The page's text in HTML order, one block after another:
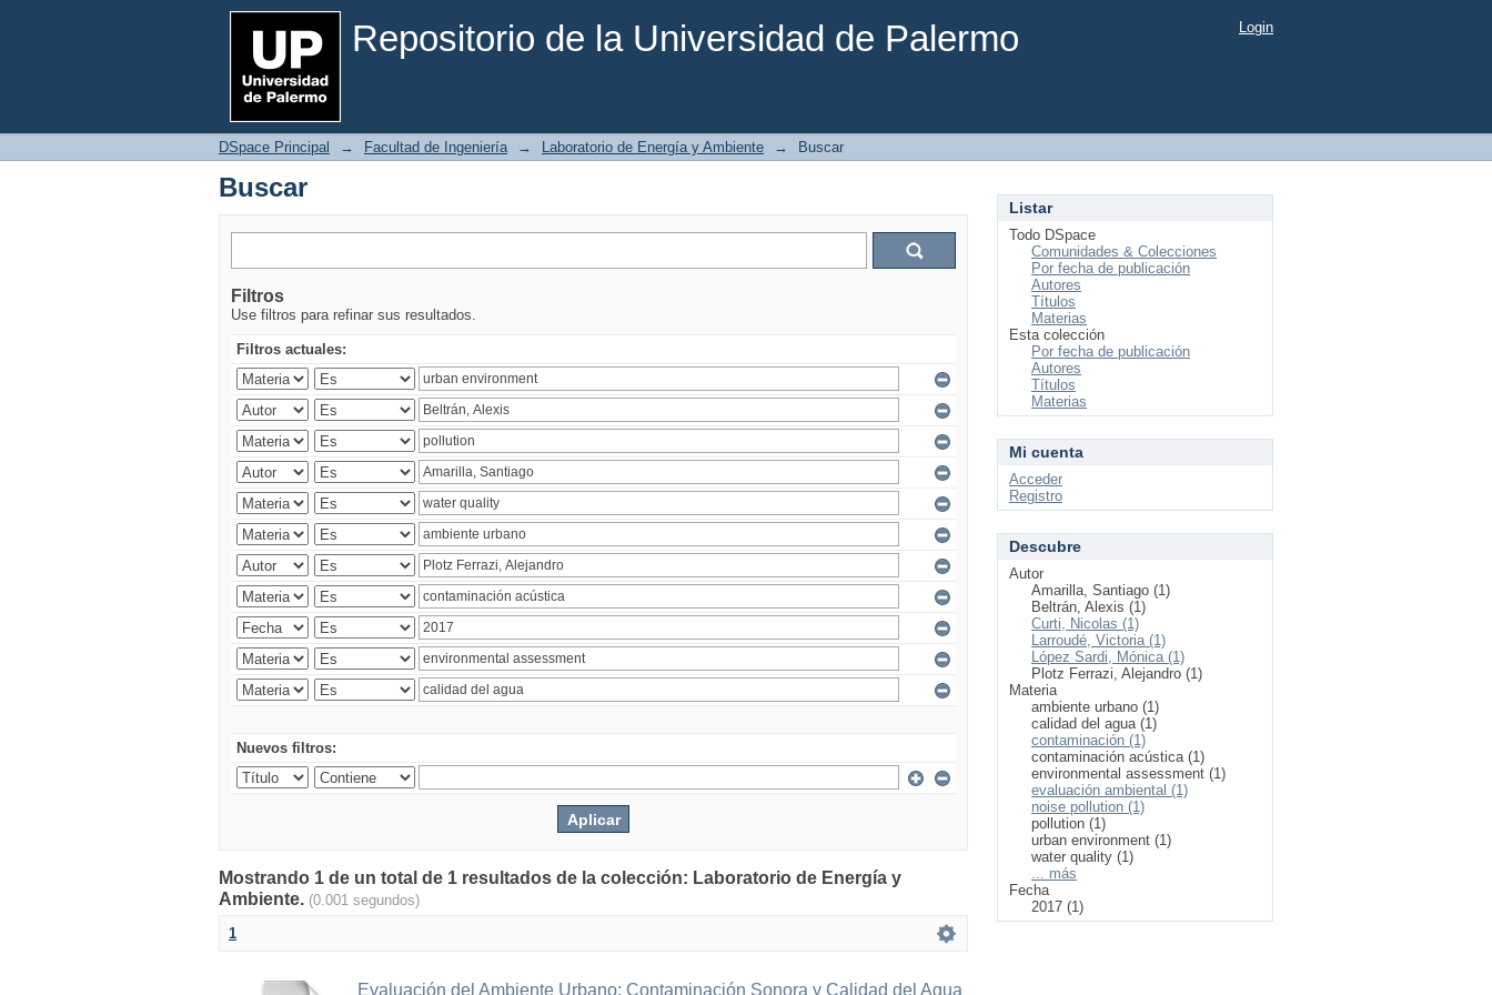
Repositorio de la Universidad de Palermo
Buscar Login
DSpace Principal → Facultad de Ingeniería → Laboratorio de Energía y Ambiente → Buscar
Buscar
Filtros
Use filtros para refinar sus resultados.
Filtros actuales:
Nuevos filtros:
Mostrando 1 de un total de 1 resultados de la colección: Laboratorio de Energía y
Ambiente. (0.001 segundos)
1
Evaluación del Ambiente Urbano: Contaminación Sonora y Calidad del Agua
Listar
Todo DSpace
Comunidades & Colecciones
Por fecha de publicación
Autores
Títulos
Materias
Esta colección
Por fecha de publicación
Autores
Títulos
Materias
Mi cuenta
Acceder
Registro
Descubre
Autor
Amarilla, Santiago (1)
Beltrán, Alexis (1)
Curti, Nicolas (1)
Larroudé, Victoria (1)
López Sardi, Mónica (1)
Plotz Ferrazi, Alejandro (1)
Materia
ambiente urbano (1)
calidad del agua (1)
contaminación (1)
contaminación acústica (1)
environmental assessment (1)
evaluación ambiental (1)
noise pollution (1)
pollution (1)
urban environment (1)
water quality (1)
... más
Fecha
2017 (1)